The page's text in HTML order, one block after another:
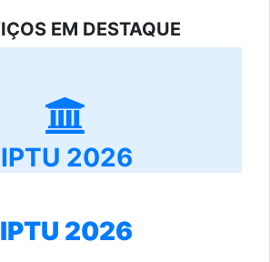
EM DESTAQUE
IPTU 2026
IPTU 2026